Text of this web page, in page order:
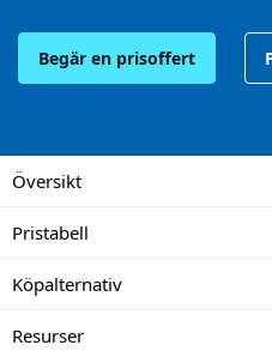
Begär en prisoffert
Översikt
Pristabell
Köpalternativ
Resurser